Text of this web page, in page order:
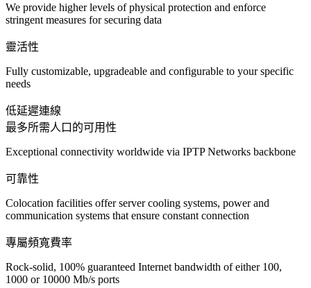
We provide higher levels of physical protection and enforce
stringent measures for securing data
靈活性
Fully customizable, upgradeable and configurable to your specific
needs
低延遲連線
最多所需人口的可用性
Exceptional connectivity worldwide via IPTP Networks backbone
可靠性
Colocation facilities offer server cooling systems, power and
communication systems that ensure constant connection
專屬頻寬費率
Rock-solid, 100% guaranteed Internet bandwidth of either 100,
1000 or 10000 Mb/s ports